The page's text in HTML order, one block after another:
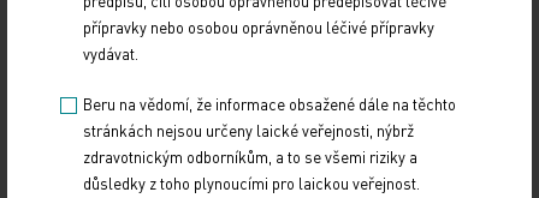
Závěry studie PEARL III
Účinek UPA popsala také multicentrická evropská
klinická studie s prodlouženým režimem PEARL III.
Jejím cílem bylo zjistit účinnost a bezpečnost
přípravky nebo osobou oprávněnou léčivé přípravky
vydávat.
Beru na vědomí, že informace obsažené dále na těchto
stránkách nejsou určeny laické veřejnosti, nýbrž
zdravotnickým odborníkům, a to se všemi riziky a
důsledky z toho plynoucími pro laickou veřejnost.